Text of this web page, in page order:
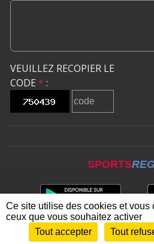
VEUILLEZ RECOPIER LE
CODE * :
SPORTS
Envie de participer ?
Ce site utilise des cookies et vous
ceux que vous souhaitez activer
Tout accepter
Tout